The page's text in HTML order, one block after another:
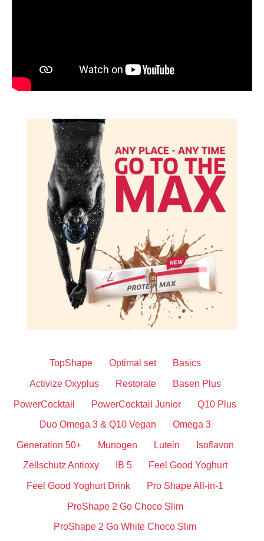
TopShape Optimal set Basics
Activize Oxyplus Restorate Basen Plus
PowerCocktail PowerCocktail Junior Q10 Plus
Duo Omega 3 & Q10 Vegan Omega 3
Generation 50+ Munogen Lutein Isoflavon
Zellschutz Antioxy IB 5 Feel Good Yoghurt
Feel Good Yoghurt Drink Pro Shape All-in-1
ProShape 2 Go Choco Slim
ProShape 2 Go White Choco Slim